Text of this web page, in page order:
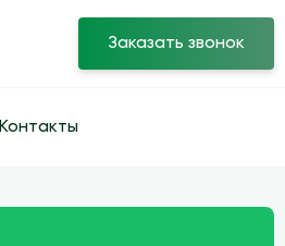
Заказать звонок
Контакты